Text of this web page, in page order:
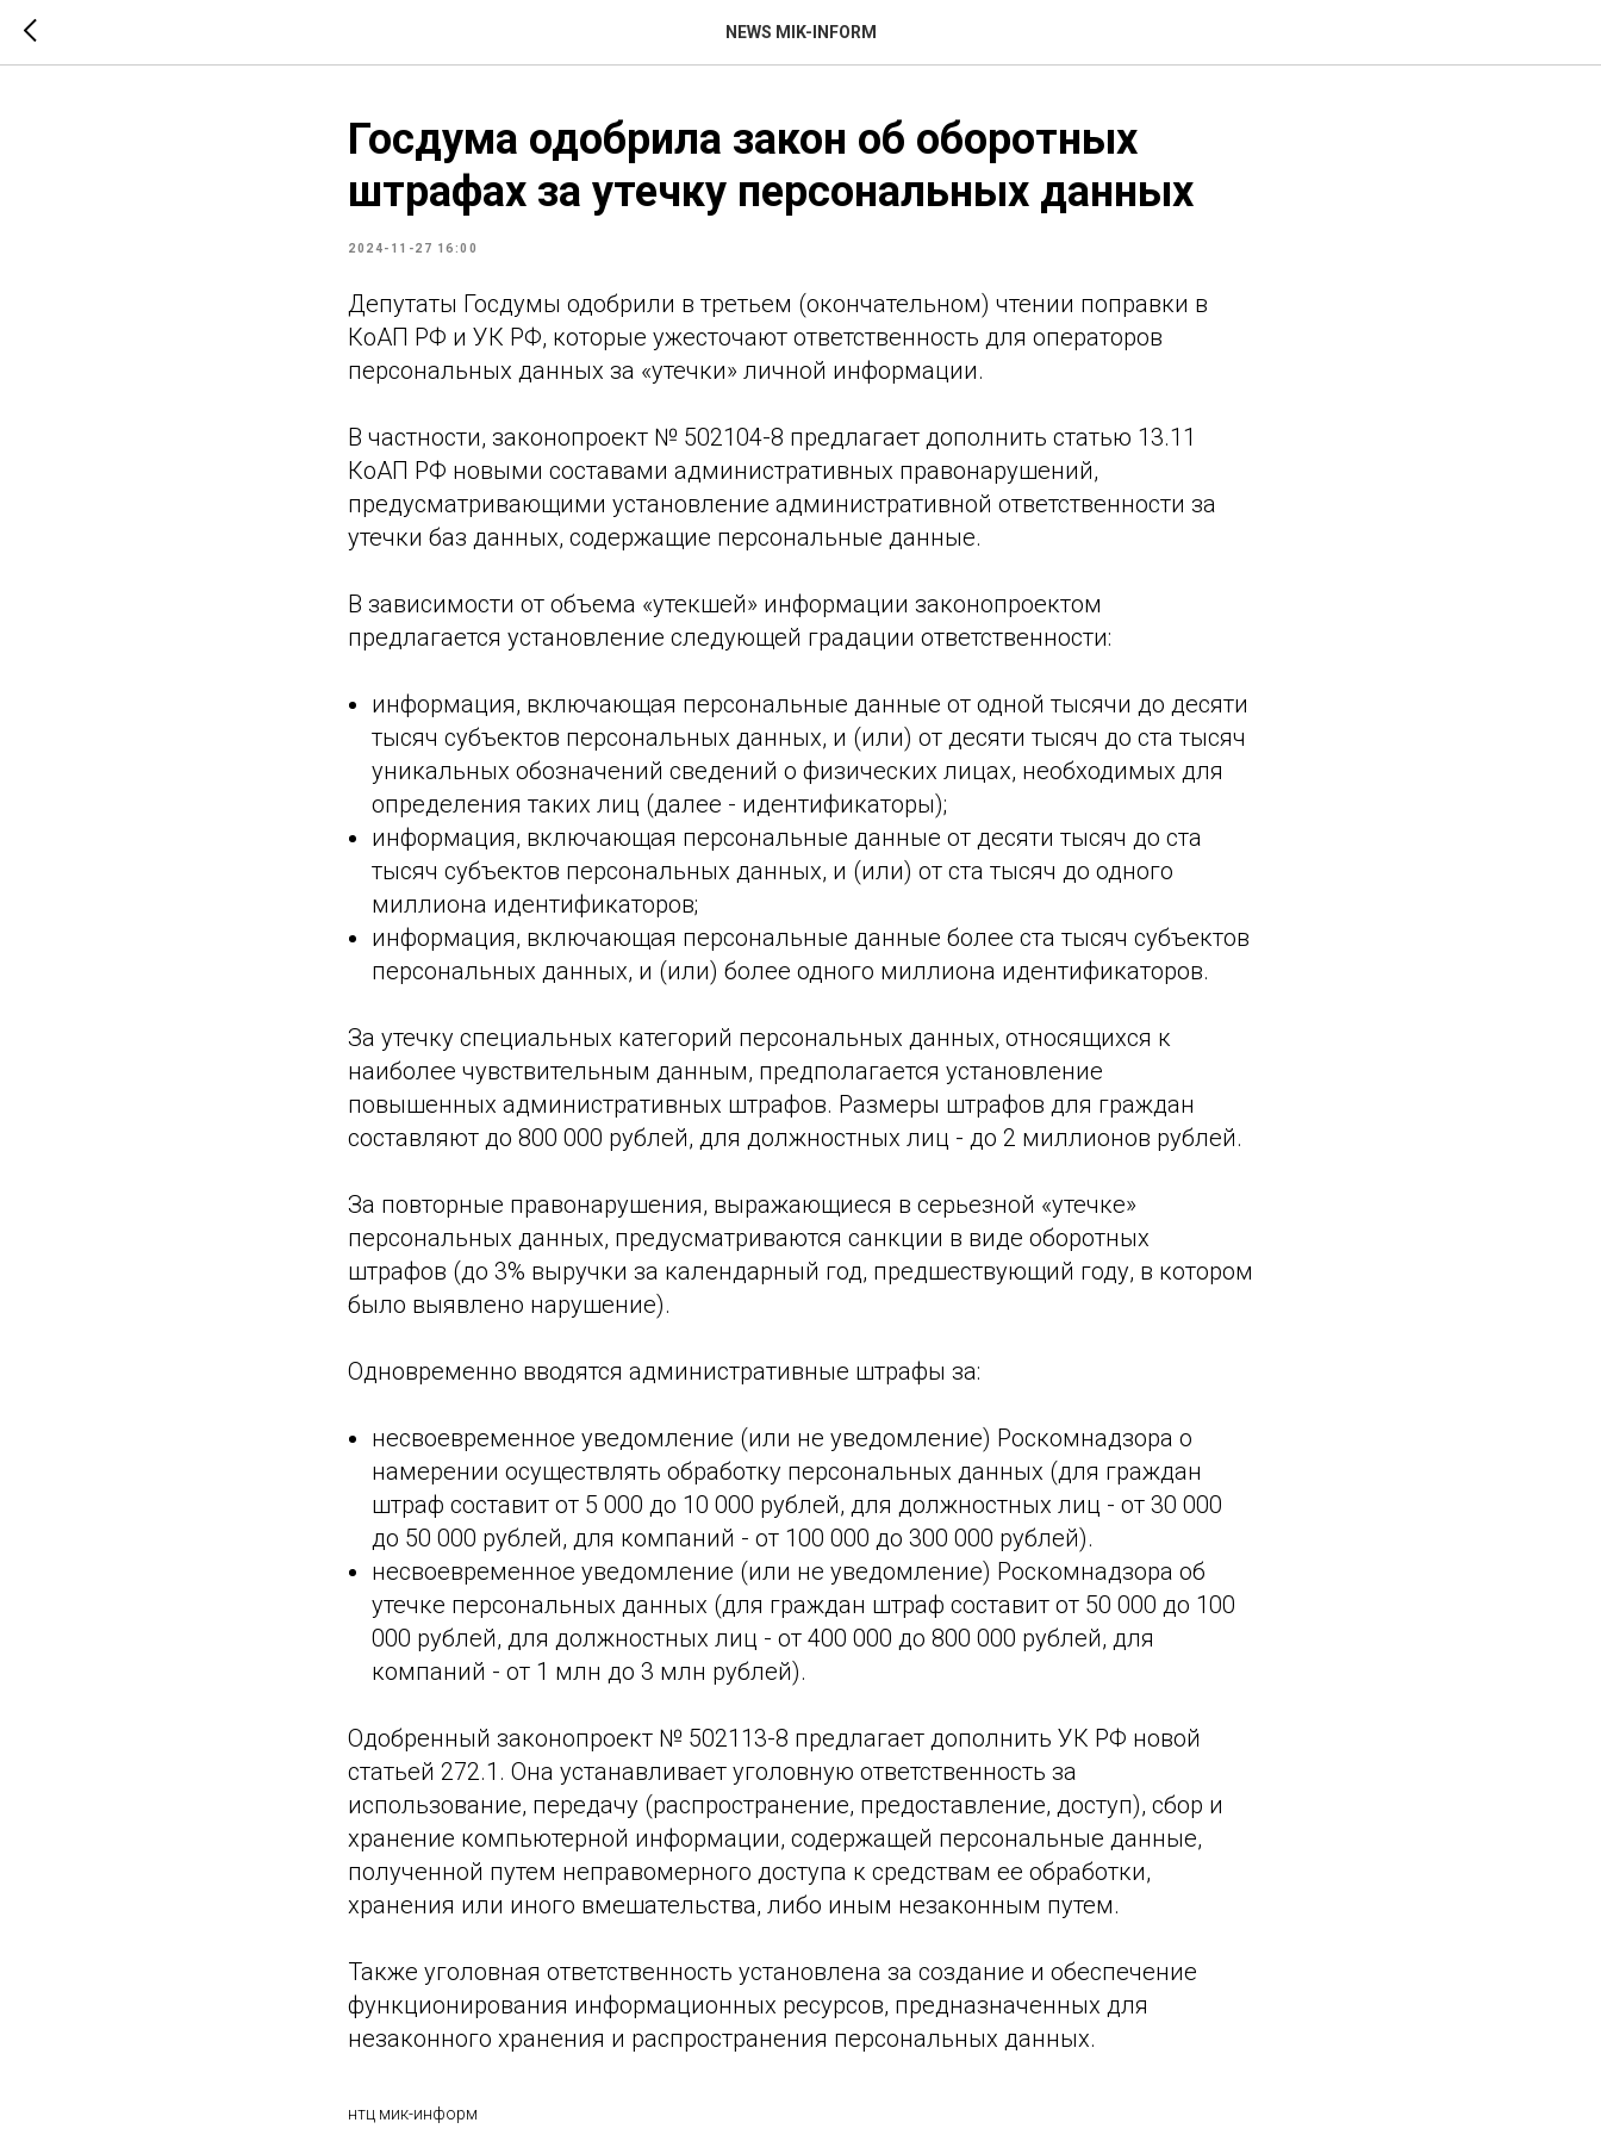
NEWS MIK-INFORM
Госдума одобрила закон об оборотных
штрафах за утечку персональных данных
2024-11-27 16:00
Депутаты Госдумы одобрили в третьем (окончательном) чтении поправки в
КоАП РФ и УК РФ, которые ужесточают ответственность для операторов
персональных данных за «утечки» личной информации.
В частности, законопроект № 502104-8 предлагает дополнить статью 13.11
КоАП РФ новыми составами административных правонарушений,
предусматривающими установление административной ответственности за
утечки баз данных, содержащие персональные данные.
В зависимости от объема «утекшей» информации законопроектом
предлагается установление следующей градации ответственности:
информация, включающая персональные данные от одной тысячи до десяти
тысяч субъектов персональных данных, и (или) от десяти тысяч до ста тысяч
уникальных обозначений сведений о физических лицах, необходимых для
определения таких лиц (далее - идентификаторы);
информация, включающая персональные данные от десяти тысяч до ста
тысяч субъектов персональных данных, и (или) от ста тысяч до одного
миллиона идентификаторов;
информация, включающая персональные данные более ста тысяч субъектов
персональных данных, и (или) более одного миллиона идентификаторов.
За утечку специальных категорий персональных данных, относящихся к
наиболее чувствительным данным, предполагается установление
повышенных административных штрафов. Размеры штрафов для граждан
составляют до 800 000 рублей, для должностных лиц - до 2 миллионов рублей.
За повторные правонарушения, выражающиеся в серьезной «утечке»
персональных данных, предусматриваются санкции в виде оборотных
штрафов (до 3% выручки за календарный год, предшествующий году, в котором
было выявлено нарушение).
Одновременно вводятся административные штрафы за:
несвоевременное уведомление (или не уведомление) Роскомнадзора о
намерении осуществлять обработку персональных данных (для граждан
штраф составит от 5 000 до 10 000 рублей, для должностных лиц - от 30 000
до 50 000 рублей, для компаний - от 100 000 до 300 000 рублей).
несвоевременное уведомление (или не уведомление) Роскомнадзора об
утечке персональных данных (для граждан штраф составит от 50 000 до 100
000 рублей, для должностных лиц - от 400 000 до 800 000 рублей, для
компаний - от 1 млн до 3 млн рублей).
Одобренный законопроект № 502113-8 предлагает дополнить УК РФ новой
статьей 272.1. Она устанавливает уголовную ответственность за
использование, передачу (распространение, предоставление, доступ), сбор и
хранение компьютерной информации, содержащей персональные данные,
полученной путем неправомерного доступа к средствам ее обработки,
хранения или иного вмешательства, либо иным незаконным путем.
Также уголовная ответственность установлена за создание и обеспечение
функционирования информационных ресурсов, предназначенных для
незаконного хранения и распространения персональных данных.
нтц мик-информ